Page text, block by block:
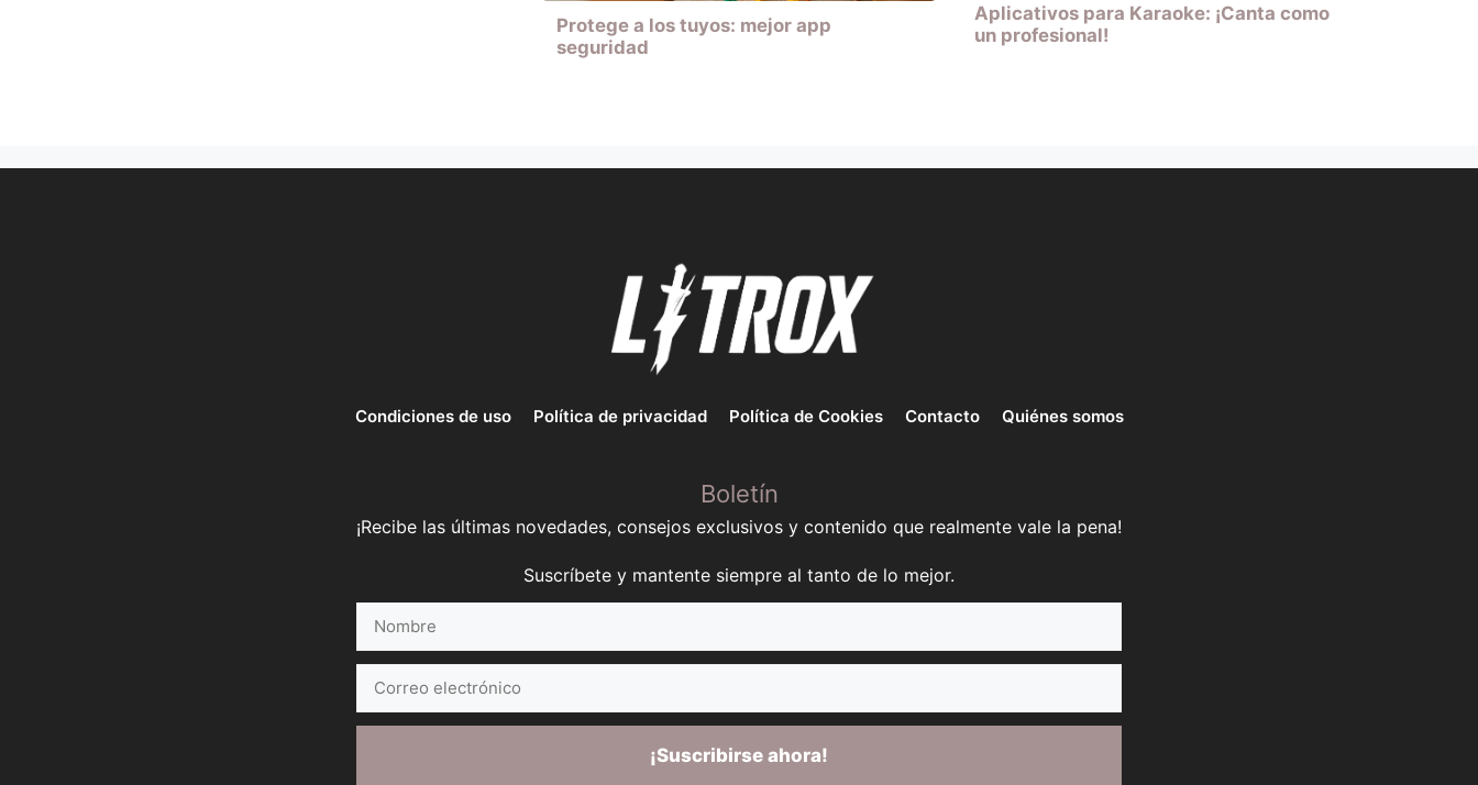
Protege a los tuyos: mejor app
seguridad
Aplicativos para Karaoke: ¡Canta como
un profesional!
Condiciones de uso Política de privacidad Política de Cookies Contacto Quiénes somos
Boletín
¡Recibe las últimas novedades, consejos exclusivos y contenido que realmente vale la pena!
Suscríbete y mantente siempre al tanto de lo mejor.
electrónico
¡Suscribirse ahora!